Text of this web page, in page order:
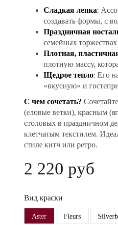
Сладкая лепка:
создавать формы, с
Праздничная
семейных
Плотная,
плотную массу,
Щедрое тепло: Его
«вкусную» и
С чем сочетать?
(еловые ветки), красным
столовых в праздничном
клетчатым текстилем.
стиле китч или ретро.
2 220 руб
Вид краски
Aster Fleurs